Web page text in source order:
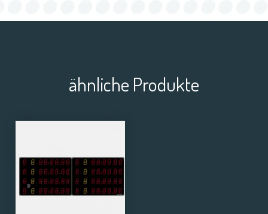
ähnliche Produkte